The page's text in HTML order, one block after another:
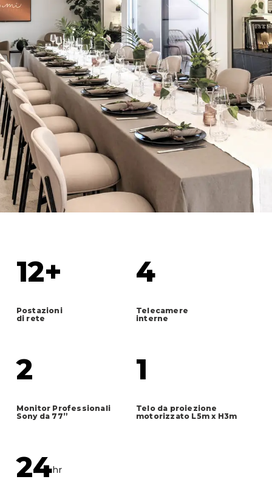
12+
Postazioni
di rete
4
Telecamere
interne
2
Monitor Professionali
Sony da 77”
1
Telo da proiezione
motorizzato L5m x H3m
24hr